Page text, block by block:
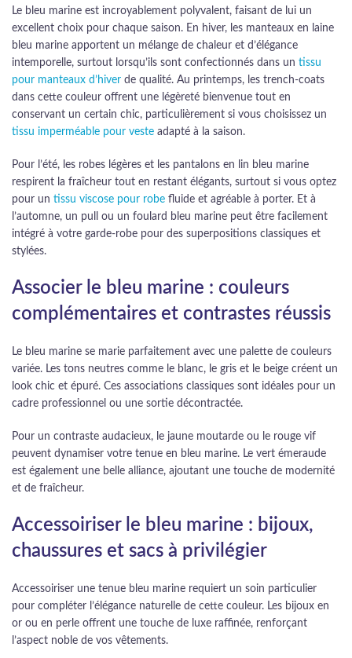
Le bleu marine est incroyablement polyvalent, faisant de lui un
excellent choix pour chaque saison. En hiver, les manteaux en laine
bleu marine apportent un mélange de chaleur et d’élégance
intemporelle, surtout lorsqu’ils sont confectionnés dans un tissu
pour manteaux d’hiver de qualité. Au printemps, les trench-coats
dans cette couleur offrent une légèreté bienvenue tout en
conservant un certain chic, particulièrement si vous choisissez un
tissu imperméable pour veste adapté à la saison.
Pour l’été, les robes légères et les pantalons en lin bleu marine
respirent la fraîcheur tout en restant élégants, surtout si vous optez
pour un tissu viscose pour robe fluide et agréable à porter. Et à
l’automne, un pull ou un foulard bleu marine peut être facilement
intégré à votre garde-robe pour des superpositions classiques et
stylées.
Associer le bleu marine : couleurs
complémentaires et contrastes réussis
Le bleu marine se marie parfaitement avec une palette de couleurs
variée. Les tons neutres comme le blanc, le gris et le beige créent un
look chic et épuré. Ces associations classiques sont idéales pour un
cadre professionnel ou une sortie décontractée.
Pour un contraste audacieux, le jaune moutarde ou le rouge vif
peuvent dynamiser votre tenue en bleu marine. Le vert émeraude
est également une belle alliance, ajoutant une touche de modernité
et de fraîcheur.
Accessoiriser le bleu marine : bijoux,
chaussures et sacs à privilégier
Accessoiriser une tenue bleu marine requiert un soin particulier
pour compléter l’élégance naturelle de cette couleur. Les bijoux en
or ou en perle offrent une touche de luxe raffinée, renforçant
l’aspect noble de vos vêtements.